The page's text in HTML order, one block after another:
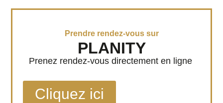
5
Prendre rendez-vous sur
PLANITY
Prenez rendez-vous directement en ligne
Cliquez ici